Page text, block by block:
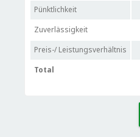
Pünktlichkeit
Zuverlässigkeit
Preis-/ Leistungsverhältnis
Total